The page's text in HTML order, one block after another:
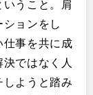
うこと。肩
ョンをし
仕事を共に成
ではなく人
しようと踏み